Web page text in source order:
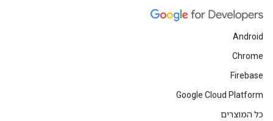
Android
Chrome
Firebase
Google Cloud Platform
כל המוצרים